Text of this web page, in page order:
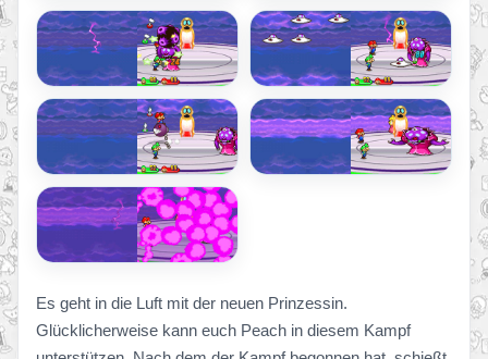
Es geht in die Luft mit der neuen Prinzessin.
Glücklicherweise kann euch Peach in diesem Kampf